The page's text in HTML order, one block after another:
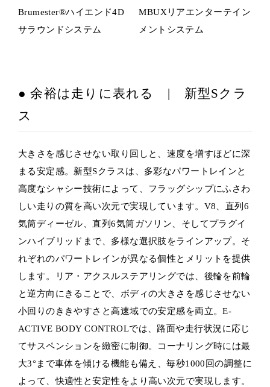
Brumester®ハイエンド4D
サラウンドシステム
MBUXリアエンターテイン
メントシステム
● 余裕は走りに表れる | 新型Sクラ
ス
大きさを感じさせない取り回しと、速度を増すほどに深
まる安定感。新型Sクラスは、多彩なパワートレインと
高度なシャシー技術によって、フラッグシップにふさわ
しい走りの質を高い次元で実現しています。V8、直列6
気筒ディーゼル、直列6気筒ガソリン、そしてプラグイ
ンハイブリッドまで、多様な選択肢をラインアップ。そ
れぞれのパワートレインが異なる個性とメリットを提供
します。リア・アクスルステアリングでは、後輪を前輪
と逆方向にきることで、ボディの大きさを感じさせない
小回りのききやすさと高速域での安定感を両立。E-
ACTIVE BODY CONTROLでは、路面や走行状況に応じ
てサスペンションを緻密に制御。コーナリング時には最
大3°まで車体を傾ける機能も備え、毎秒1000回の調整に
よって、快適性と安定性をより高い次元で実現します。